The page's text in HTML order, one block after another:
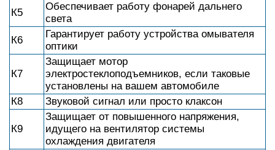
К5
Обеспечивает работу фонарей дальнего
света
К6
Гарантирует работу устройства омывателя
оптики
К7
Защищает мотор
электростеклоподъемников, если таковые
установлены на вашем автомобиле
К8
Звуковой сигнал или просто клаксон
К9
Защищает от повышенного напряжения,
идущего на вентилятор системы
охлаждения двигателя